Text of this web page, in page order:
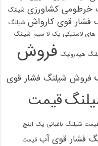
خرطومی کشاورزی شیلنگ
فشار قوی کارواش شیلنگ
های لاستیکی یک لا سیم شیلنگ
هیدرولیک فروش
فروش شیلنگ فشار قوی
قیمت
شیلنگ باغبانی یک اینچ
فشار قوی آب قیمت